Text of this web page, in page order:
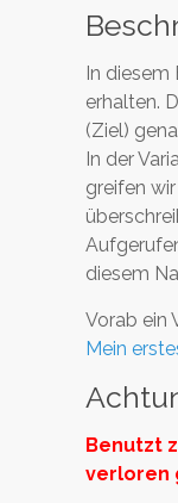
In diesem
erhalten.
(Ziel)
In der
greifen
diesem
Vorab ein
Mein
Benutzt
verloren